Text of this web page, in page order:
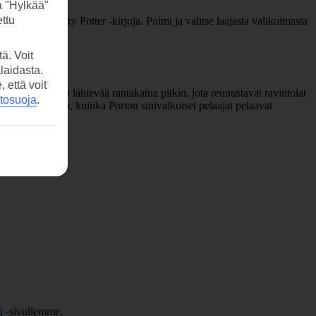
kirjoitti Harry Potter -kirjoja. Poimi ja valitse laajasta valikoimasta
kaupungista lähtevää rantakatua pitkin, jota reunustavat ravintolat
ja katso, kuinka Porton sinivalkoiset pelaajat pelaavat
-sivullemme.
"Hylkää"
Voit
että voit
.